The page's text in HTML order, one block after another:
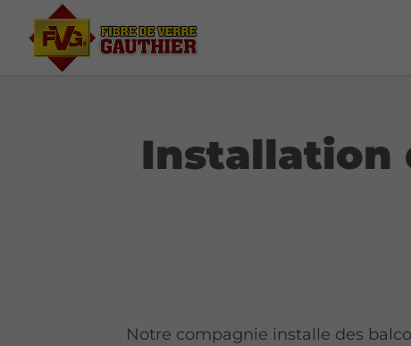
Installation
Notre compagnie installe des